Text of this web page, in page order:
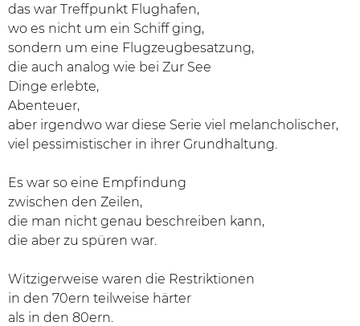
das war Treffpunkt Flughafen,
wo es nicht um ein Schiff ging,
sondern um eine Flugzeugbesatzung,
die auch analog wie bei Zur See
Dinge erlebte,
Abenteuer,
aber irgendwo war diese Serie viel melancholischer,
viel pessimistischer in ihrer Grundhaltung.
Es war so eine Empfindung
zwischen den Zeilen,
die man nicht genau beschreiben kann,
die aber zu spüren war.
Witzigerweise waren die Restriktionen
in den 70ern teilweise härter
als in den 80ern.